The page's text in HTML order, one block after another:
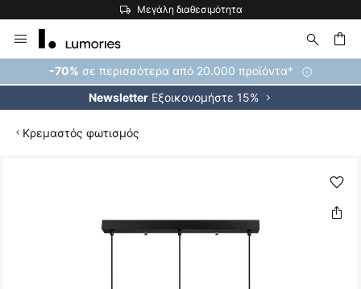
Μεγάλη διαθεσιμότητα
Μετάβαση
στο
περιεχόμενο
-70% σε περισσότερα από 20.000 προϊόντα*
Newsletter Εξοικονομήστε 15%
Κρεμαστός φωτισμός